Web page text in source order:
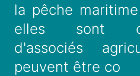
la pêche
elles sont
d'associés
peuvent être co